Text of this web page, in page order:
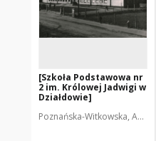
[Szkoła Podstawowa nr
2 im. Królowej Jadwigi w
Działdowie]
Poznańska-Witkowska, Anna.